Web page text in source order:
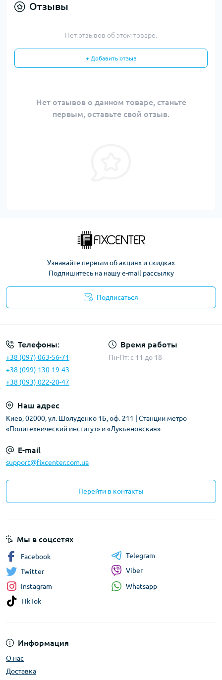
Отзывы
Нет отзывов об этом товаре.
+ Добавить отзыв
Нет отзывов о данном товаре, станьте
первым, оставьте свой отзыв.
Узнавайте первым об акциях и скидках
Подпишитесь на нашу e-mail рассылку
Подписаться
Телефоны:
+38 (097) 063-56-71
+38 (099) 130-19-43
+38 (093) 022-20-47
Время работы
Пн-Пт: c 11 до 18
Наш адрес
Киев, 02000, ул. Шолуденко 1Б, оф. 211 | Станции метро
«Политехнический институт» и «Лукьяновская»
E-mail
support@fixcenter.com.ua
Перейти в контакты
Информация
О нас
Доставка
Мы в соцсетях
Facebook
Twitter
Instagram
TikTok
Telegram
Viber
Whatsapp